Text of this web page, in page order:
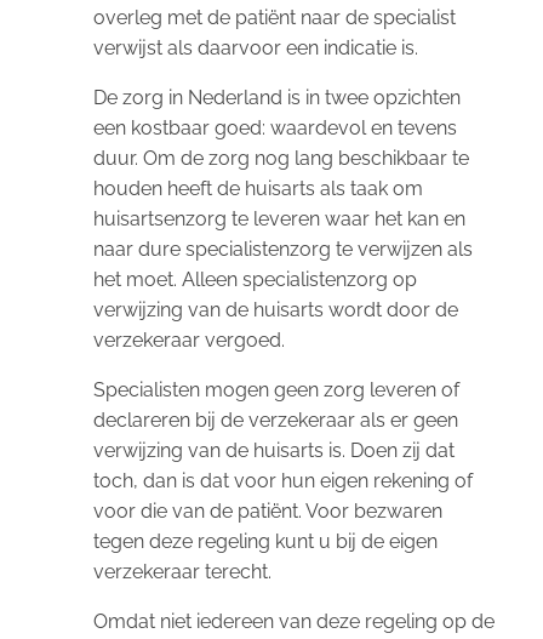
overleg met de patiënt naar de specialist
verwijst als daarvoor een indicatie is.
De zorg in Nederland is in twee opzichten
een kostbaar goed: waardevol en tevens
duur. Om de zorg nog lang beschikbaar te
houden heeft de huisarts als taak om
huisartsenzorg te leveren waar het kan en
naar dure specialistenzorg te verwijzen als
het moet. Alleen specialistenzorg op
verwijzing van de huisarts wordt door de
verzekeraar vergoed.
Specialisten mogen geen zorg leveren of
declareren bij de verzekeraar als er geen
verwijzing van de huisarts is. Doen zij dat
toch, dan is dat voor hun eigen rekening of
voor die van de patiënt. Voor bezwaren
tegen deze regeling kunt u bij de eigen
verzekeraar terecht.
Omdat niet iedereen van deze regeling op de